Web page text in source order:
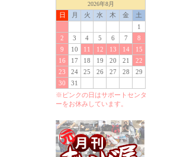
2026年8月
日 月 火 水 木 金
土
1
2
3 4 5 6 7
8
9
10 11 12 13 14
15
16
17 18 19 20 21
22
23
24 25 26 27 28
29
30
31
※ピンクの日はサポートセンタ
ーをお休みしています。